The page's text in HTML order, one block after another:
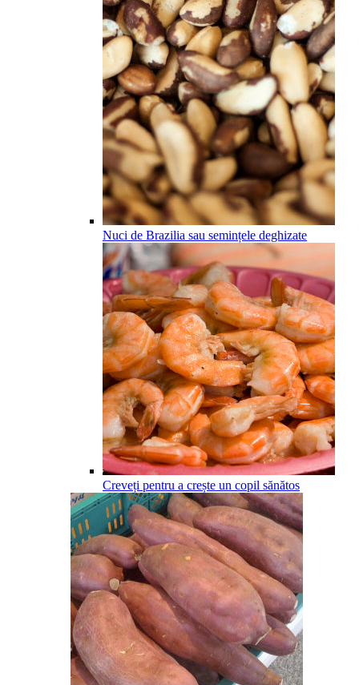
Nuci de Brazilia sau semințele deghizate
Creveți pentru a crește un copil sănătos